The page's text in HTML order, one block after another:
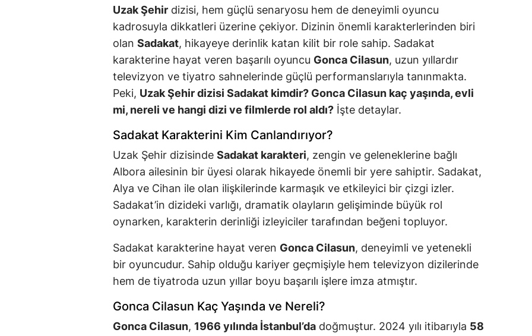
Uzak Şehir dizisi, hem güçlü senaryosu hem de deneyimli oyuncu
kadrosuyla dikkatleri üzerine çekiyor. Dizinin önemli karakterlerinden biri
olan Sadakat, hikayeye derinlik katan kilit bir role sahip. Sadakat
karakterine hayat veren başarılı oyuncu Gonca Cilasun, uzun yıllardır
televizyon ve tiyatro sahnelerinde güçlü performanslarıyla tanınmakta.
Peki, Uzak Şehir dizisi Sadakat kimdir? Gonca Cilasun kaç yaşında, evli
mi, nereli ve hangi dizi ve filmlerde rol aldı? İşte detaylar.
Sadakat Karakterini Kim Canlandırıyor?
Uzak Şehir dizisinde Sadakat karakteri, zengin ve geleneklerine bağlı
Albora ailesinin bir üyesi olarak hikayede önemli bir yere sahiptir. Sadakat,
Alya ve Cihan ile olan ilişkilerinde karmaşık ve etkileyici bir çizgi izler.
Sadakat’in dizideki varlığı, dramatik olayların gelişiminde büyük rol
oynarken, karakterin derinliği izleyiciler tarafından beğeni topluyor.
Sadakat karakterine hayat veren Gonca Cilasun, deneyimli ve yetenekli
bir oyuncudur. Sahip olduğu kariyer geçmişiyle hem televizyon dizilerinde
hem de tiyatroda uzun yıllar boyu başarılı işlere imza atmıştır.
Gonca Cilasun Kaç Yaşında ve Nereli?
Gonca Cilasun, 1966 yılında İstanbul’da doğmuştur. 2024 yılı itibarıyla 58